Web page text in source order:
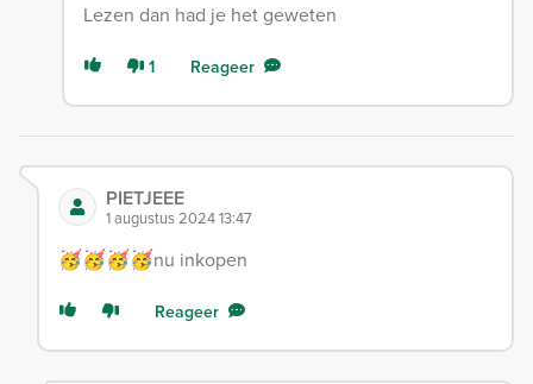
Lezen dan had je het geweten
1 Reageer
PIETJEEE
1 augustus 2024 13:47
🥳🥳🥳🥳nu inkopen
Reageer